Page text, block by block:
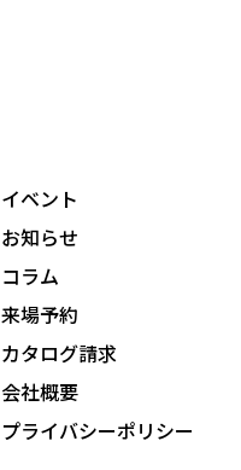
イベント
お知らせ
コラム
来場予約
カタログ請求
会社概要
プライバシーポリシー